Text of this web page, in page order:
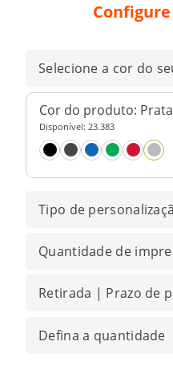
Selecione a cor do
Cor do produto: Prata
Disponível: 23.383
Tipo de
Quantidade de
Retirada | Prazo de
Defina a quantidade